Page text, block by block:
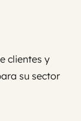
clientes y
su sector